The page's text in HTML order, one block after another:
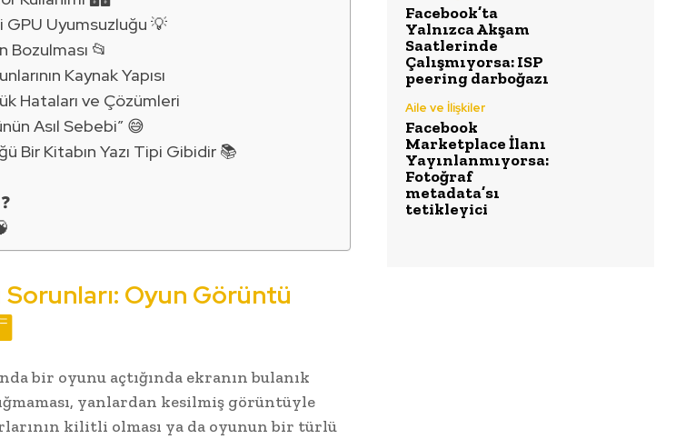
GPU Uyumsuzluğu 💡
Bozulması 📂
Kaynak Yapısı
Hataları ve Çözümleri
Asıl Sebebi” 😅
Bir Kitabın Yazı Tipi Gibidir 📚
Oyun Görüntü
bir oyunu açtığında ekranın bulanık
yanlardan kesilmiş görüntüyle
kilitli olması ya da oyunun bir türlü
Facebook’ta
Yalnızca Akşam
Saatlerinde
Çalışmıyorsa: ISP
peering darboğazı
Aile ve İlişkiler
Facebook
Marketplace İlanı
Yayınlanmıyorsa:
Fotoğraf
metadata’sı
tetikleyici